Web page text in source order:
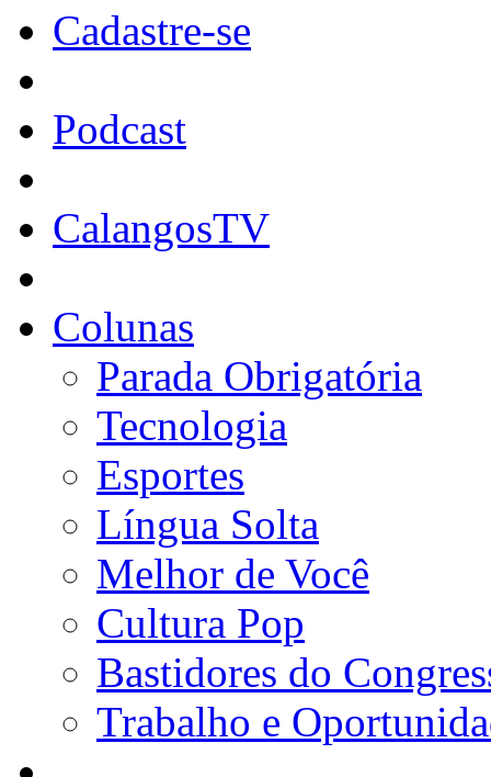
Cadastre-se
Podcast
CalangosTV
Colunas
Parada Obrigatória
Tecnologia
Esportes
Língua Solta
Melhor de Você
Cultura Pop
Bastidores do
Trabalho e